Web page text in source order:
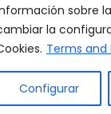
sobre
la
Terms and
Configurar